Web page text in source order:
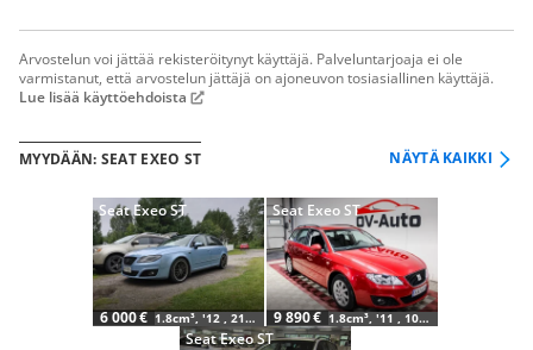
Arvostelun voi jättää rekisteröitynyt käyttäjä. Palveluntarjoaja ei ole
varmistanut, että arvostelun jättäjä on ajoneuvon tosiasiallinen käyttäjä.
Lue lisää käyttöehdoista
MYYDÄÄN: SEAT EXEO ST NÄYTÄ KAIKKI
Seat Exeo ST
6 000 € 1.8cm³, '12 , 219 tkm
Seat Exeo ST
9 890 € 1.8cm³, '11 , 109 tkm
Seat Exeo ST